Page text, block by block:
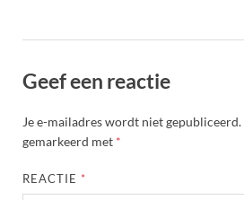
Geef een reactie
Je e-mailadres wordt niet gepubliceerd.
gemarkeerd met *
REACTIE *